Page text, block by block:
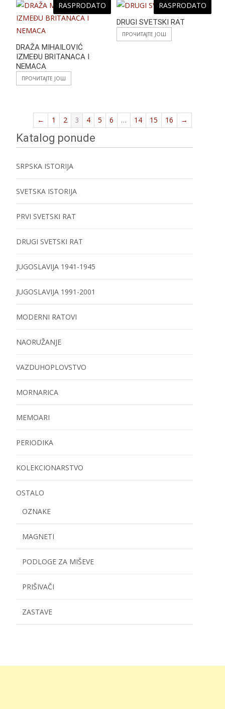
RASPRODATO
DRAŽA MIHAILOVIĆ
IZMEĐU BRITANACA I
NEMACA
ПРОЧИТАЈТЕ ЈОШ
RASPRODATO
DRUGI SVETSKI RAT
ПРОЧИТАЈТЕ ЈОШ
← 1 2 3 4 5 6 … 14 15 16 →
Katalog ponude
SRPSKA ISTORIJA
SVETSKA ISTORIJA
PRVI SVETSKI RAT
DRUGI SVETSKI RAT
JUGOSLAVIJA 1941-1945
JUGOSLAVIJA 1991-2001
MODERNI RATOVI
NAORUŽANJE
VAZDUHOPLOVSTVO
MORNARICA
MEMOARI
PERIODIKA
KOLEKCIONARSTVO
OSTALO
OZNAKE
MAGNETI
PODLOGE ZA MIŠEVE
PRIŠIVAČI
ZASTAVE